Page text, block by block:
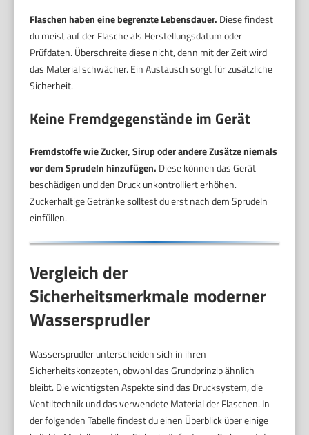
Flaschen haben eine begrenzte Lebensdauer. Diese findest
du meist auf der Flasche als Herstellungsdatum oder
Prüfdaten. Überschreite diese nicht, denn mit der Zeit wird
das Material schwächer. Ein Austausch sorgt für zusätzliche
Sicherheit.
Keine Fremdgegenstände im Gerät
Fremdstoffe wie Zucker, Sirup oder andere Zusätze niemals
vor dem Sprudeln hinzufügen. Diese können das Gerät
beschädigen und den Druck unkontrolliert erhöhen.
Zuckerhaltige Getränke solltest du erst nach dem Sprudeln
einfüllen.
Vergleich der
Sicherheitsmerkmale moderner
Wassersprudler
Wassersprudler unterscheiden sich in ihren
Sicherheitskonzepten, obwohl das Grundprinzip ähnlich
bleibt. Die wichtigsten Aspekte sind das Drucksystem, die
Ventiltechnik und das verwendete Material der Flaschen. In
der folgenden Tabelle findest du einen Überblick über einige